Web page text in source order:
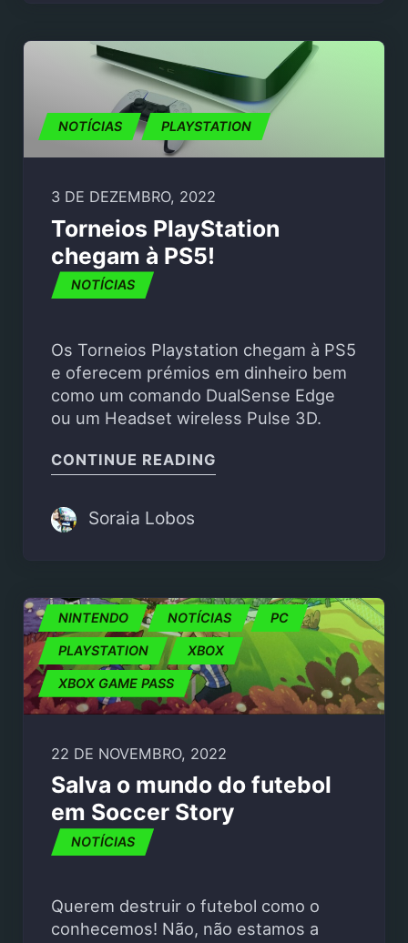
NOTÍCIAS PLAYSTATION
3 DE DEZEMBRO, 2022
Torneios PlayStation
chegam à PS5!
NOTÍCIAS
Os Torneios Playstation chegam à PS5
e oferecem prémios em dinheiro bem
como um comando DualSense Edge
ou um Headset wireless Pulse 3D.
CONTINUE READING
Soraia Lobos
NINTENDO NOTÍCIAS PC
PLAYSTATION XBOX
XBOX GAME PASS
22 DE NOVEMBRO, 2022
Salva o mundo do futebol
em Soccer Story
NOTÍCIAS
Querem destruir o futebol como o
conhecemos! Não, não estamos a